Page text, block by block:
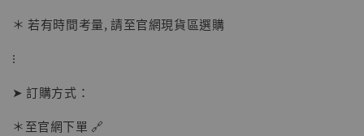
＊ 若有時間考量, 請至官網現貨區選購
⁝
➤ 訂購方式：
＊至官網下單 🔗